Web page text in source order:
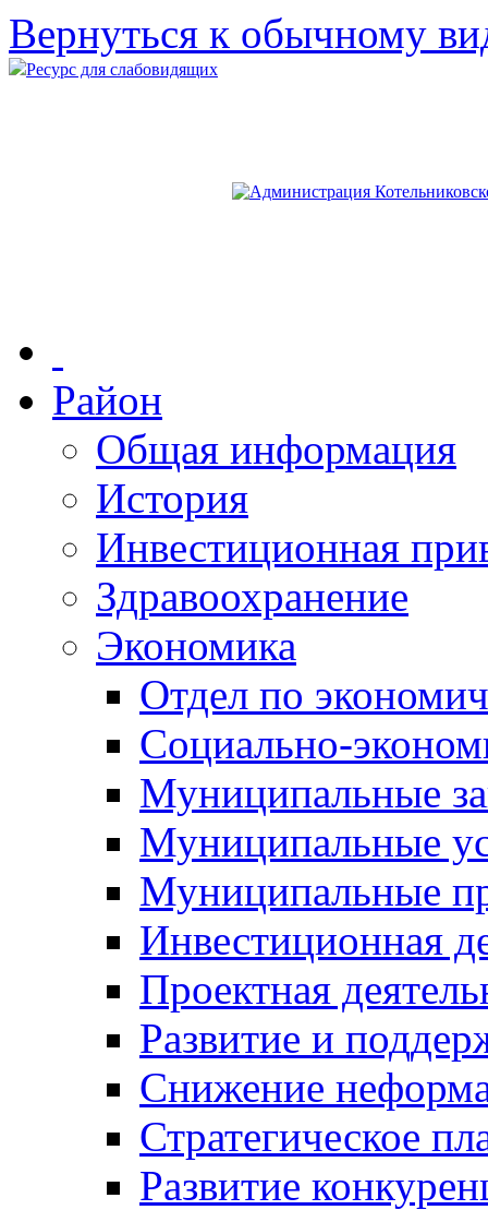
Вернуться к обычному
Ресурс для слабовидящих
Район
Общая информация
История
Инвестиционная
Здравоохранение
Экономика
Отдел по
Социально-
Муниципальные
Муниципальные
Муниципальные
Инвестиционная
Проектная
Развитие и
Снижение
Стратегическое
Развитие